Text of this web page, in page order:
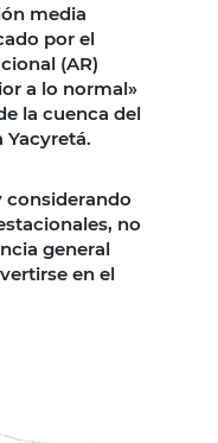
media
por el
(AR)
a lo normal»
la cuenca del
Yacyretá.
considerando
no
general
en el